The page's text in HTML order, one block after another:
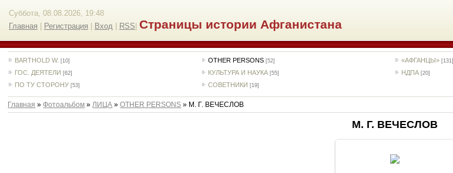
Суббота, 08.08.2026, 19:48
Главная
Регистрация Вход RSS Страницы истории Афганистана
BARTHOLD W. [10] OTHER PERSONS [52] «АФГАНЦЫ» [131]
ГОС. ДЕЯТЕЛИ [62] КУЛЬТУРА И НАУКА [55] НДПА [20]
ПО ТУ СТОРОНУ [53] СОВЕТНИКИ [19]
Главная »Фотоальбом »ЛИЦА »OTHER PERSONS » М. Г. ВЕЧЕСЛОВ
М. Г. ВЕЧЕСЛОВ